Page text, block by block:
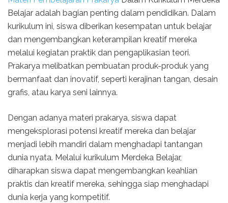
Belajar adalah bagian penting dalam pendidikan. Dalam
kurikulum ini, siswa diberikan kesempatan untuk belajar
dan mengembangkan keterampilan kreatif mereka
melalui kegiatan praktik dan pengaplikasian teori.
Prakarya melibatkan pembuatan produk-produk yang
bermanfaat dan inovatif, seperti kerajinan tangan, desain
grafis, atau karya seni lainnya.
Dengan adanya materi prakarya, siswa dapat
mengeksplorasi potensi kreatif mereka dan belajar
menjadi lebih mandiri dalam menghadapi tantangan
dunia nyata. Melalui kurikulum Merdeka Belajar,
diharapkan siswa dapat mengembangkan keahlian
praktis dan kreatif mereka, sehingga siap menghadapi
dunia kerja yang kompetitif.